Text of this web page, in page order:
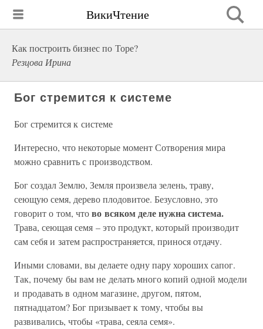
ВикиЧтение
Как построить бизнес по Торе?
Резцова Ирина
Бог стремится к системе
Бог стремится к системе
Интересно, что некоторые момент Сотворения мира
можно сравнить с производством.
Бог создал Землю, Земля произвела зелень, траву,
сеющую семя, дерево плодовитое. Безусловно, это
говорит о том, чтово всяком деле нужна система.
Трава, сеющая семя – это продукт, который производит
сам себя и затем распространяется, принося отдачу.
Иными словами, вы делаете одну пару хороших сапог.
Так, почему бы вам не делать много копий одной модели
и продавать в одном магазине, другом, пятом,
пятнадцатом? Бог призывает к тому, чтобы вы
развивались, чтобы «трава, сеяла семя».